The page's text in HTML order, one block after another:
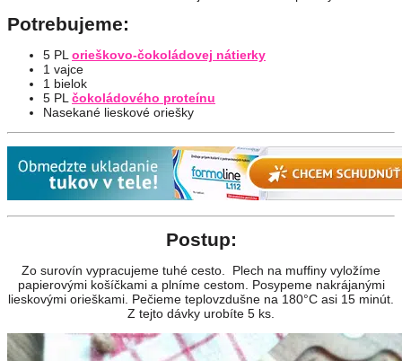
Potrebujeme:
5 PL orieškovo-čokoládovej nátierky
1 vajce
1 bielok
5 PL čokoládového proteínu
Nasekané lieskové oriešky
Postup:
Zo surovín vypracujeme tuhé cesto. Plech na muffiny vyložíme
papierovými košíčkami a plníme cestom. Posypeme nakrájanými
lieskovými orieškami. Pečieme teplovzdušne na 180°C asi 15 minút.
Z tejto dávky urobíte 5 ks.